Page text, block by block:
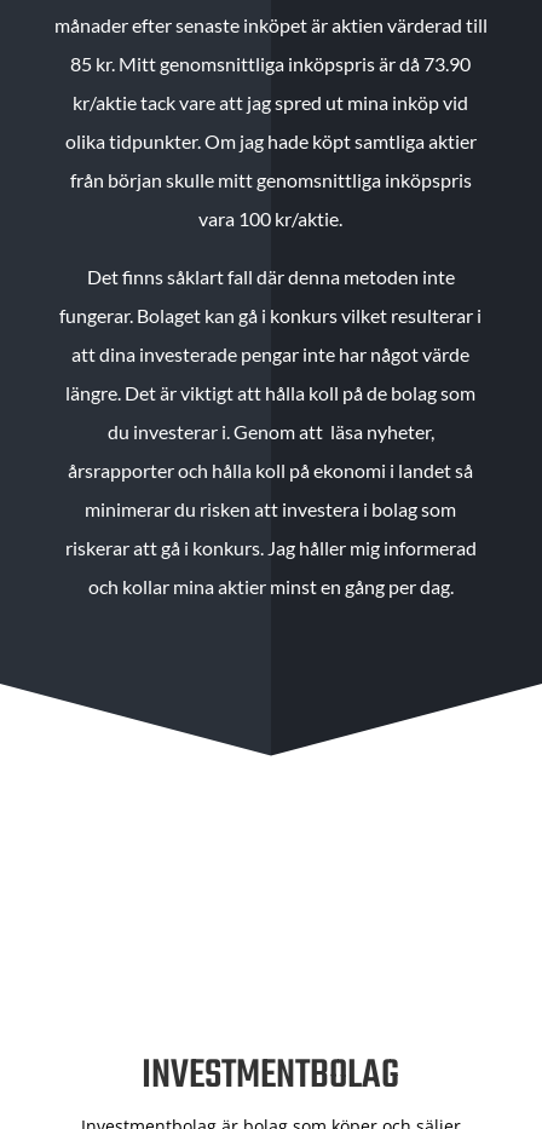
månader efter senaste inköpet är aktien värderad till
85 kr. Mitt genomsnittliga inköpspris är då 73.90
kr/aktie tack vare att jag spred ut mina inköp vid
olika tidpunkter. Om jag hade köpt samtliga aktier
från början skulle mitt genomsnittliga inköpspris
vara 100 kr/aktie.
Det finns såklart fall där denna metoden inte
fungerar. Bolaget kan gå i konkurs vilket resulterar i
att dina investerade pengar inte har något värde
längre. Det är viktigt att hålla koll på de bolag som
du investerar i. Genom att läsa nyheter,
årsrapporter och hålla koll på ekonomi i landet så
minimerar du risken att investera i bolag som
riskerar att gå i konkurs. Jag håller mig informerad
och kollar mina aktier minst en gång per dag.
INVESTMENTBOLAG